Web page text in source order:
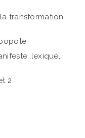
transformation
lexique,
2